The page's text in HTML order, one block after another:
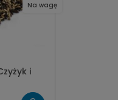
i
Na wagę